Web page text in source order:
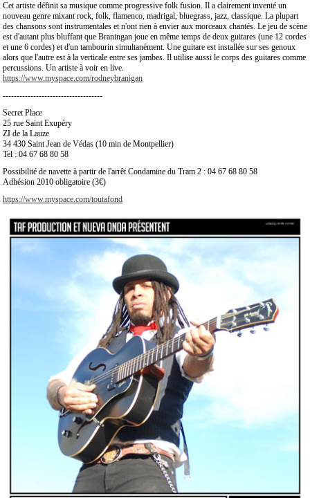
Cet artiste définit sa musique comme progressive folk fusion. Il a clairement inventé un
nouveau genre mixant rock, folk, flamenco, madrigal, bluegrass, jazz, classique. La plupart
des chansons sont instrumentales et n'ont rien à envier aux morceaux chantés. Le jeu de scène
est d'autant plus bluffant que Braningan joue en même temps de deux guitares (une 12 cordes
et une 6 cordes) et d'un tambourin simultanément. Une guitare est installée sur ses genoux
alors que l'autre est à la verticale entre ses jambes. Il utilise aussi le corps des guitares comme
percussions. Un artiste à voir en live.
https://www.myspace.com/rodneybranigan
------------------------------------
Secret Place
25 rue Saint Exupéry
ZI de la Lauze
34 430 Saint Jean de Védas (10 min de Montpellier)
Tel : 04 67 68 80 58
Possibilité de navette à partir de l'arrêt Condamine du Tram 2 : 04 67 68 80 58
Adhésion 2010 obligatoire (3€)
https://www.myspace.com/toutafond